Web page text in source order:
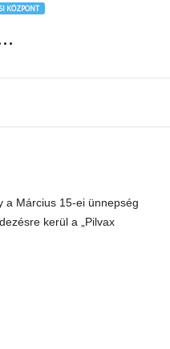
KÖZPONT
a Március 15-ei ünnepség
kerül a „Pilvax